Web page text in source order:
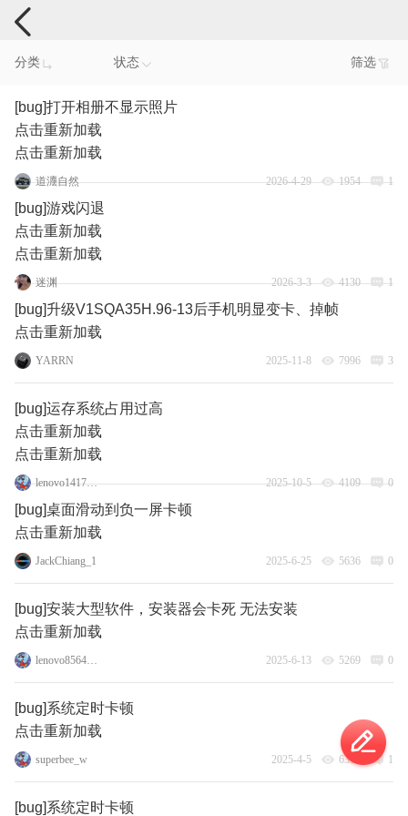
手机反馈
分类 状态 筛选
[bug]打开相册不显示照片
点击重新加载
点击重新加载
道灋自然 2026-4-29 1954 1
[bug]游戏闪退
点击重新加载
点击重新加载
迷渊 2026-3-3 4130 1
[bug]升级V1SQA35H.96-13后手机明显变卡、掉帧
点击重新加载
YARRN 2025-11-8 7996 3
[bug]运存系统占用过高
点击重新加载
点击重新加载
lenovo141775856 2025-10-5 4109 0
[bug]桌面滑动到负一屏卡顿
点击重新加载
JackChiang_1 2025-6-25 5636 0
[bug]安装大型软件，安装器会卡死 无法安装
点击重新加载
lenovo85640277 2025-6-13 5269 0
[bug]系统定时卡顿
点击重新加载
superbee_w 2025-4-5 6390 1
[bug]系统定时卡顿